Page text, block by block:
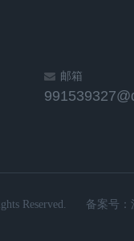
邮箱
Reserved. 备案号：